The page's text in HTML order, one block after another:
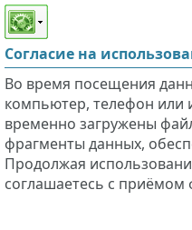
Этот сайт поддерживает
слабовидящих
Согласие на
Во время посещения
компьютер, телефон или
временно загружены
фрагменты данных,
Продолжая
соглашаетесь с приёмом